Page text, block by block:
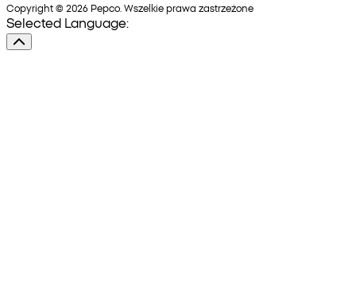
Copyright © 2026 Pepco. Wszelkie prawa zastrzeżone
Selected Language: